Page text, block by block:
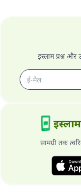
इस्लाम प्रश्न
सामग्री तक